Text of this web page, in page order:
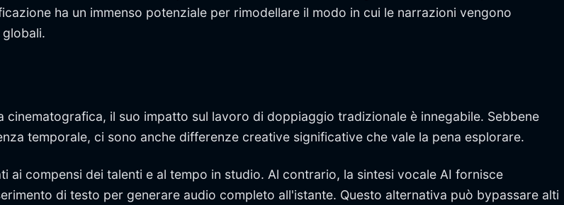
ha un immenso potenziale per rimodellare il modo in cui le narrazioni vengono
il suo impatto sul lavoro di doppiaggio tradizionale è innegabile. Sebbene
temporale, ci sono anche differenze creative significative che vale la pena esplorare.
compensi dei talenti e al tempo in studio. Al contrario, la sintesi vocale AI fornisce
di testo per generare audio completo all'istante. Questo alternativa può bypassare alti